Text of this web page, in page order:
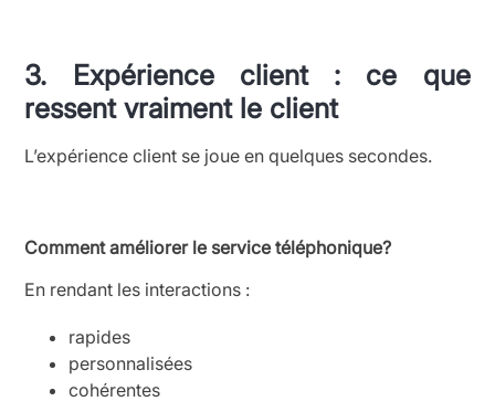
3. Expérience client : ce que
ressent vraiment le client
L’expérience client se joue en quelques secondes.
Comment améliorer le service téléphonique?
En rendant les interactions :
rapides
personnalisées
cohérentes